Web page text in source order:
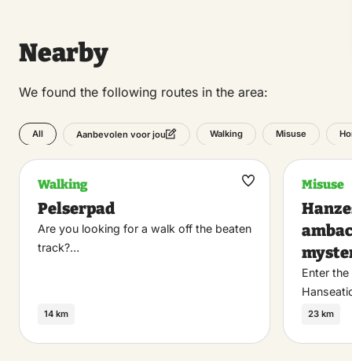
Nearby
We found the following routes in the area:
All Aanbevolen voor jou Walking Misuse
Walking
Pelserpad
Are you looking for a walk off the beaten
track?…
14 km
Maak
Misuse
Enter
23 km